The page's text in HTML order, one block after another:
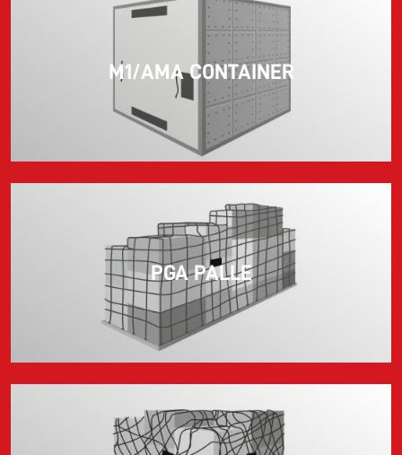
M1/AMA CONTAINER
PGA PALLE